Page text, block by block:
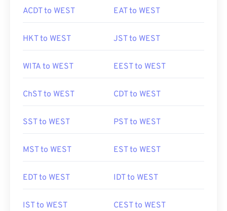
ACDT to WEST EAT to WEST
HKT to WEST JST to WEST
WITA to WEST EEST to WEST
ChST to WEST CDT to WEST
SST to WEST PST to WEST
MST to WEST EST to WEST
EDT to WEST IDT to WEST
IST to WEST CEST to WEST